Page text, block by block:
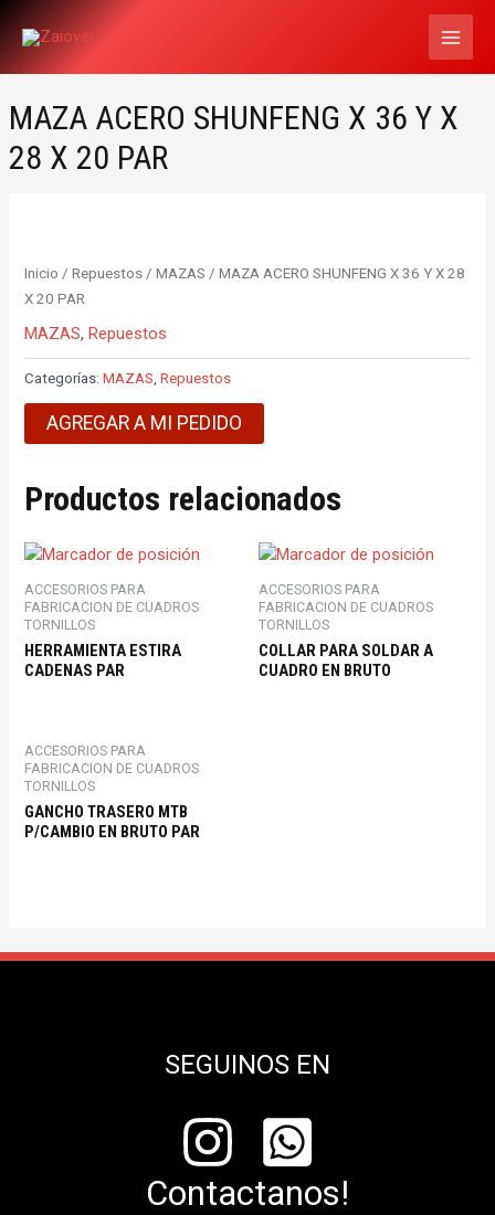
MAZA ACERO SHUNFENG X 36 Y X
28 X 20 PAR
Inicio /Repuestos /MAZAS / MAZA ACERO SHUNFENG X 36 Y X 28
X 20 PAR
MAZAS,Repuestos
Categorías:MAZAS,Repuestos
AGREGAR A MI PEDIDO
Productos relacionados
ACCESORIOS PARA
FABRICACION DE CUADROS
TORNILLOS
HERRAMIENTA ESTIRA
CADENAS PAR
ACCESORIOS PARA
FABRICACION DE CUADROS
TORNILLOS
COLLAR PARA SOLDAR A
CUADRO EN BRUTO
ACCESORIOS PARA
FABRICACION DE CUADROS
TORNILLOS
GANCHO TRASERO MTB
P/CAMBIO EN BRUTO PAR
SEGUINOS EN
Contactanos!